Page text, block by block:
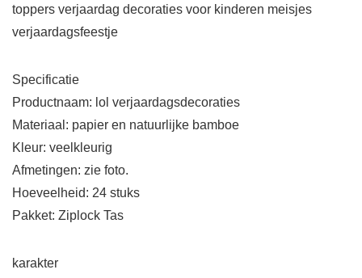
toppers verjaardag decoraties voor kinderen meisjes
verjaardagsfeestje
Specificatie
Productnaam: lol verjaardagsdecoraties
Materiaal: papier en natuurlijke bamboe
Kleur: veelkleurig
Afmetingen: zie foto.
Hoeveelheid: 24 stuks
Pakket: Ziplock Tas
karakter